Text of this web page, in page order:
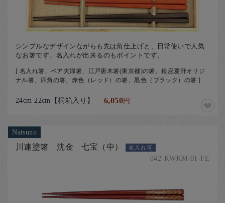
English
シンプルなデザインながらも先は角仕上げと、日常使いで人気
なお箸です。名入れが出来るのもポイントです。
[ 名入れ箸、ペア夫婦箸、江戸唐木箸(東京都)の箸、銀座夏野オリジ
ナル箸、四角の箸、赤色（レッド）の箸、黒色（ブラック）の箸 ]
24cm 22cm【桐箱入り】 6,050円
Natsuno
川連塗箸 沈金 七宝（中） 名入れ可
042-KWKM-01-FE